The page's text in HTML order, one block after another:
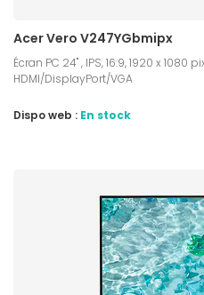
Acer Vero V247YGbmipx
Écran PC 24" , IPS, 16:9, 1920 x 1080
HDMI/DisplayPort/VGA
Dispo web : En stock